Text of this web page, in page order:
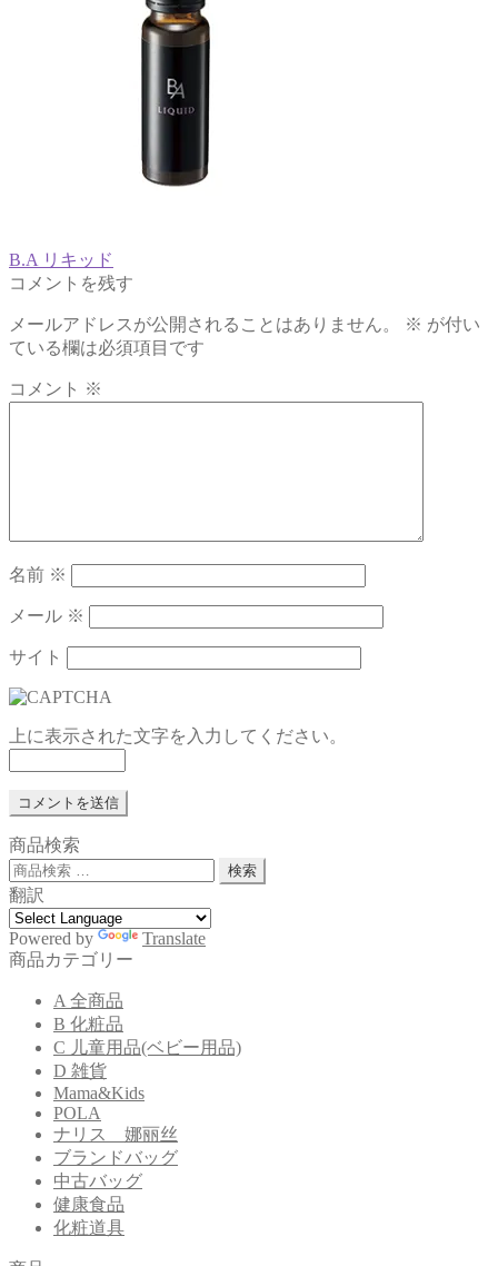
投
ナ
ゲ
ン
前
の
稿:
B.A リキッド
コメントを残す
メールアドレスが公開されることはありません。 ※ が付い
ている欄は必須項目です
コメント ※
名前 ※
メール ※
サイト
上に表示された文字を入力してください。
商品検索
検
索
対
象:
検索
翻訳
Powered by
Translate
商品カテゴリー
A 全商品
B 化粧品
C 儿童用品(ベビー用品)
D 雑貨
Mama&Kids
POLA
ナリス 娜丽丝
ブランドバッグ
中古バッグ
健康食品
化粧道具